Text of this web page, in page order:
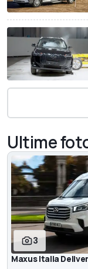
Ultime
3
Maxus Italia